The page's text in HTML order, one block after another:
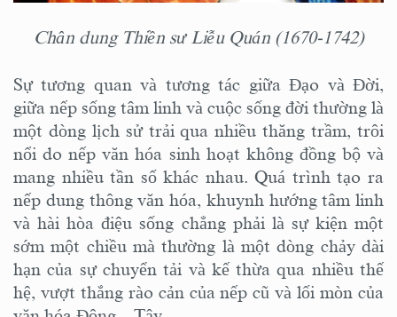
Chân dung Thiền sư Liễu Quán (1670-1742)
Sự tương quan và tương tác giữa Đạo và Đời,
giữa nếp sống tâm linh và cuộc sống đời thường là
một dòng lịch sử trải qua nhiều thăng trầm, trôi
nổi do nếp văn hóa sinh hoạt không đồng bộ và
mang nhiều tần số khác nhau. Quá trình tạo ra
nếp dung thông văn hóa, khuynh hướng tâm linh
và hài hòa điệu sống chẳng phải là sự kiện một
sớm một chiều mà thường là một dòng chảy dài
hạn của sự chuyển tải và kế thừa qua nhiều thế
hệ, vượt thắng rào cản của nếp cũ và lối mòn của